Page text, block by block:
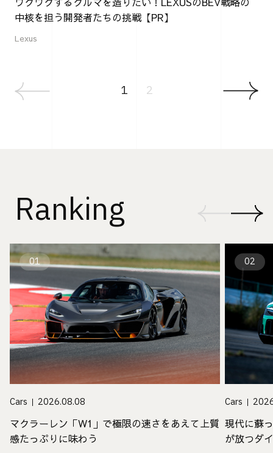
中核を担う開発者たちの挑戦【PR】
Lexus
1 2
Ranking
01
Cars 2026.08.08
マクラーレン「W1」で極限の速さをあえて上質
感たっぷりに味わう
02
Cars
現代に蘇
が放つダ